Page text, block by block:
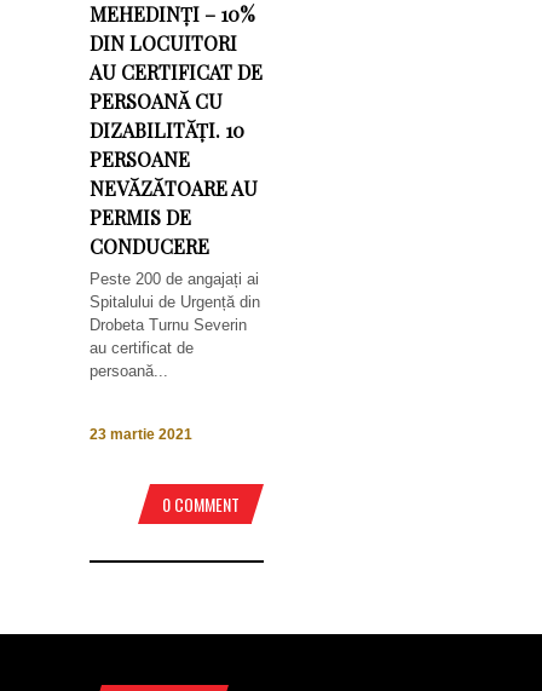
MEHEDINȚI – 10%
DIN LOCUITORI
AU CERTIFICAT DE
PERSOANĂ CU
DIZABILITĂȚI. 10
PERSOANE
NEVĂZĂTOARE AU
PERMIS DE
CONDUCERE
Peste 200 de angajați ai
Spitalului de Urgență din
Drobeta Turnu Severin
au certificat de
persoană...
23 martie 2021
0 COMMENT